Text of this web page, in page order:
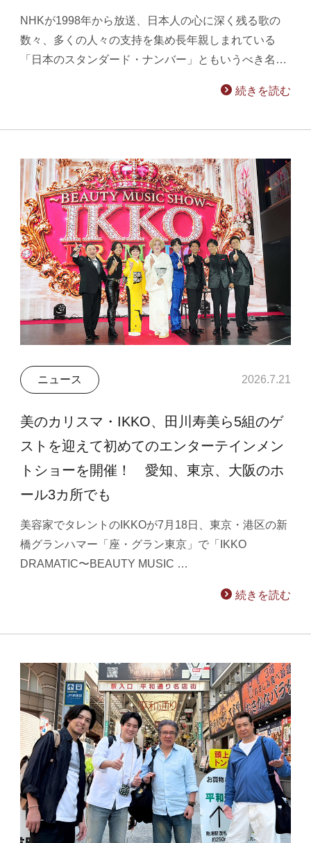
NHKが1998年から放送、日本人の心に深く残る歌の
数々、多くの人々の支持を集め長年親しまれている
「日本のスタンダード・ナンバー」ともいうべき名…
続きを読む
ニュース 2026.7.21
美のカリスマ・IKKO、田川寿美ら5組のゲ
ストを迎えて初めてのエンターテインメン
トショーを開催！ 愛知、東京、大阪のホ
ール3カ所でも
美容家でタレントのIKKOが7月18日、東京・港区の新
橋グランハマー「座・グラン東京」で「IKKO
DRAMATIC〜BEAUTY MUSIC …
続きを読む